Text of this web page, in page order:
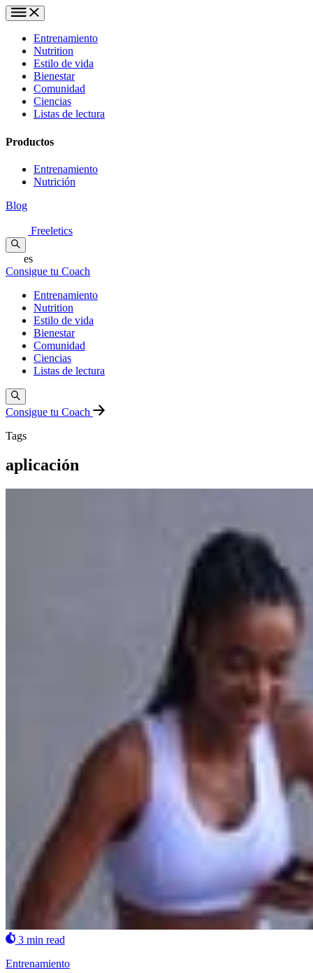
Entrenamiento
Nutrition
Estilo de vida
Bienestar
Comunidad
Ciencias
Listas de lectura
Productos
Entrenamiento
Nutrición
Blog
Freeletics
es
Consigue tu Coach
Entrenamiento
Nutrition
Estilo de vida
Bienestar
Comunidad
Ciencias
Listas de lectura
Consigue tu Coach
Tags
aplicación
3 min read
Entrenamiento